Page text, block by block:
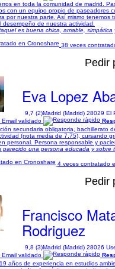
en toda la comunidad de madrid.
con un equipo propio de paseadores
por nuestra parte. Así mismo tenemos
desempeño de nuestra actividad.
es buena chica, amable, simpática
38 veces
Pedir
Eva Lopez
9,7 (2)Madrid (Madrid) 28029 El
Email validado
secundaria obligatoria, bachillerato
(nota media de 7.75), cursando
personal. Persona responsable y
parecido una persona educada y sobre
4 veces contratado
Pedir
Francisco
Rodriguez
9,8 (3)Madrid (Madrid) 28026
Email validado
años de experiencia en estudios